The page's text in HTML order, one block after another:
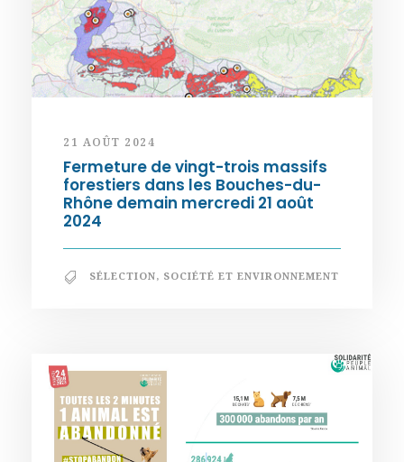
21 AOÛT 2024
Fermeture de vingt-trois massifs
forestiers dans les Bouches-du-
Rhône demain mercredi 21 août
2024
SÉLECTION, SOCIÉTÉ ET ENVIRONNEMENT